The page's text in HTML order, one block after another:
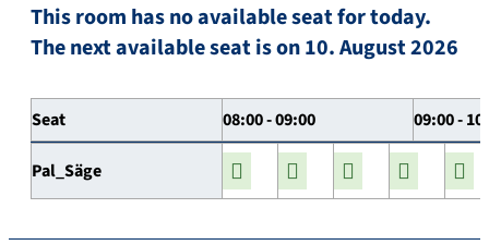
This room has no available seat for today.
The next available seat is on 10. August 2026
Seat 08:00 - 09:00 09:00 -
Pal_Säge